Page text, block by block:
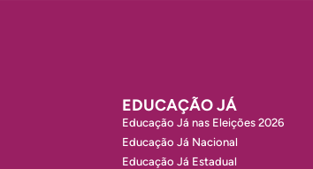
EDUCAÇÃO JÁ
Educação Já nas Eleições 2026
Educação Já Nacional
Educação Já Estadual